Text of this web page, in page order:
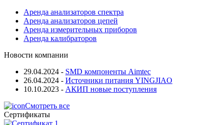
Аренда анализаторов спектра
Аренда анализаторов цепей
Аренда измерительных приборов
Аренда калибраторов
Новости компании
29.04.2024 - SMD компоненты Aimtec
26.04.2024 - Источники питания YINGJIAO
10.10.2023 - АКИП новые поступления
Смотреть все
Сертификаты